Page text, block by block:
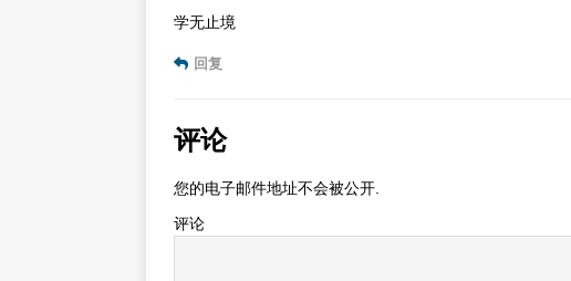
学无止境
回复
评论
您的电子邮件地址不会被公开.
评论